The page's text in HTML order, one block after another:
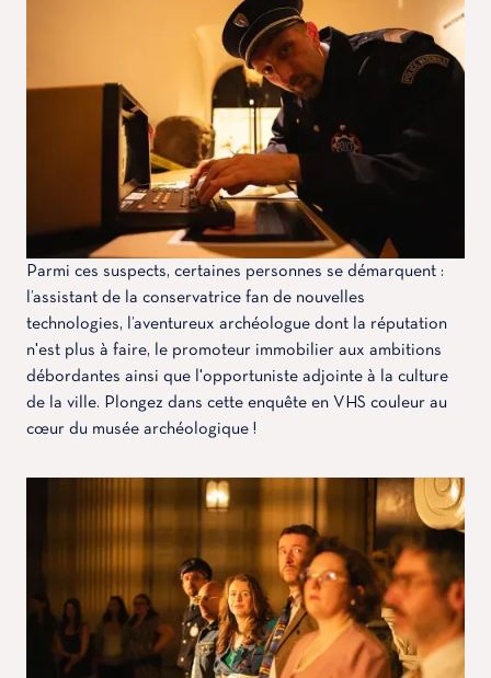
Parmi ces suspects, certaines personnes se démarquent :
l’assistant de la conservatrice fan de nouvelles
technologies, l’aventureux archéologue dont la réputation
n'est plus à faire, le promoteur immobilier aux ambitions
débordantes ainsi que l'opportuniste adjointe à la culture
de la ville. Plongez dans cette enquête en VHS couleur au
cœur du musée archéologique !